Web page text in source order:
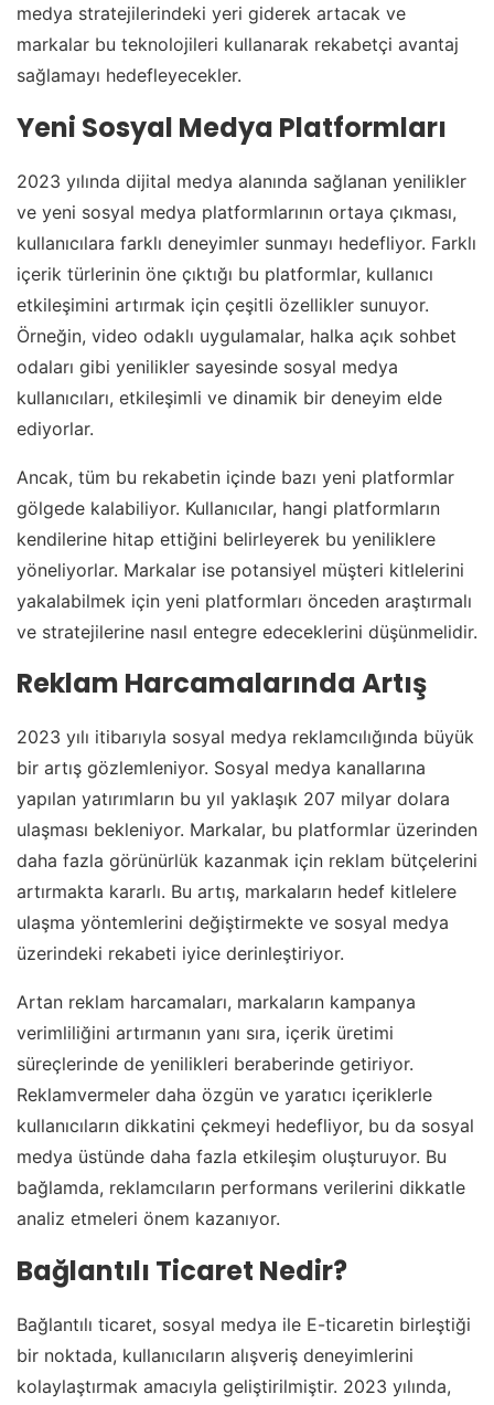
medya stratejilerindeki yeri giderek artacak ve
markalar bu teknolojileri kullanarak rekabetçi avantaj
sağlamayı hedefleyecekler.
Yeni Sosyal Medya Platformları
2023 yılında dijital medya alanında sağlanan yenilikler
ve yeni sosyal medya platformlarının ortaya çıkması,
kullanıcılara farklı deneyimler sunmayı hedefliyor. Farklı
içerik türlerinin öne çıktığı bu platformlar, kullanıcı
etkileşimini artırmak için çeşitli özellikler sunuyor.
Örneğin, video odaklı uygulamalar, halka açık sohbet
odaları gibi yenilikler sayesinde sosyal medya
kullanıcıları, etkileşimli ve dinamik bir deneyim elde
ediyorlar.
Ancak, tüm bu rekabetin içinde bazı yeni platformlar
gölgede kalabiliyor. Kullanıcılar, hangi platformların
kendilerine hitap ettiğini belirleyerek bu yeniliklere
yöneliyorlar. Markalar ise potansiyel müşteri kitlelerini
yakalabilmek için yeni platformları önceden araştırmalı
ve stratejilerine nasıl entegre edeceklerini düşünmelidir.
Reklam Harcamalarında Artış
2023 yılı itibarıyla sosyal medya reklamcılığında büyük
bir artış gözlemleniyor. Sosyal medya kanallarına
yapılan yatırımların bu yıl yaklaşık 207 milyar dolara
ulaşması bekleniyor. Markalar, bu platformlar üzerinden
daha fazla görünürlük kazanmak için reklam bütçelerini
artırmakta kararlı. Bu artış, markaların hedef kitlelere
ulaşma yöntemlerini değiştirmekte ve sosyal medya
üzerindeki rekabeti iyice derinleştiriyor.
Artan reklam harcamaları, markaların kampanya
verimliliğini artırmanın yanı sıra, içerik üretimi
süreçlerinde de yenilikleri beraberinde getiriyor.
Reklamvermeler daha özgün ve yaratıcı içeriklerle
kullanıcıların dikkatini çekmeyi hedefliyor, bu da sosyal
medya üstünde daha fazla etkileşim oluşturuyor. Bu
bağlamda, reklamcıların performans verilerini dikkatle
analiz etmeleri önem kazanıyor.
Bağlantılı Ticaret Nedir?
Bağlantılı ticaret, sosyal medya ile E-ticaretin birleştiği
bir noktada, kullanıcıların alışveriş deneyimlerini
kolaylaştırmak amacıyla geliştirilmiştir. 2023 yılında,